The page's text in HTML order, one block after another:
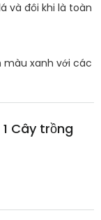
và đôi khi là toàn
màu xanh với các
1 Cây trồng